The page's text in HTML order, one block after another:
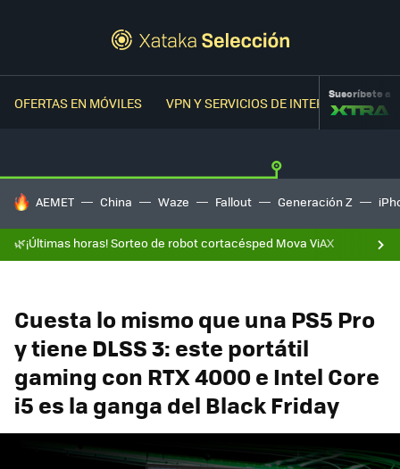
OFERTAS EN MÓVILES VPN Y SERVICIOS DE INTERNETSuscríbete a
HOY SE HABLA DE
AEMET China Waze Fallout Generación Z
🌿¡Últimas horas! Sorteo de robot cortacésped Mova ViAX
Cuesta lo mismo que una PS5 Pro
y tiene DLSS 3: este portátil
gaming con RTX 4000 e Intel Core
i5 es la ganga del Black Friday